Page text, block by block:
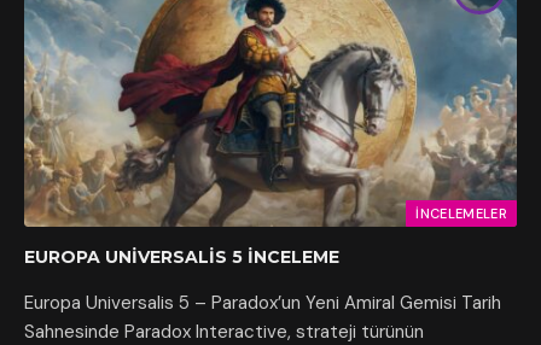
İNCELEMELER
EUROPA UNIVERSALIS 5 İNCELEME
Europa Universalis 5 – Paradox’un Yeni Amiral Gemisi Tarih
Sahnesinde Paradox Interactive, strateji türünün